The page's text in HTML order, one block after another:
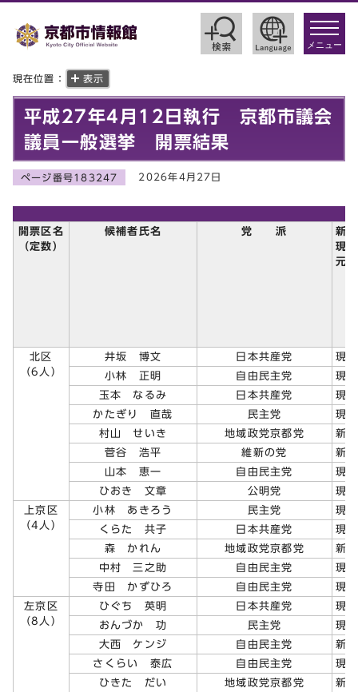
toggle
メニュー
現在位置： 表示
平成27年4月12日執行 京都市議会
議員一般選挙 開票結果
ページ番号183247 2026年4月27日
開票区名
（定数）
候補者氏名 党 派
新
現
元
北区
（6人）
井坂 博文 日本共産党 現
小林 正明
自由民主党 現
玉本 なるみ
日本共産党 現
かたぎり 直哉
民主党 現
村山 せいき
地域政党京都党 新
菅谷 浩平
維新の党 新
山本 恵一
自由民主党 現
ひおき 文章
公明党 現
上京区
（4人）
小林 あきろう 民主党 現
くらた 共子
日本共産党 現
森 かれん
地域政党京都党 新
中村 三之助
自由民主党 現
寺田 かずひろ
自由民主党 現
左京区
（8人）
ひぐち 英明 日本共産党 現
おんづか 功
民主党 現
大西 ケンジ
自由民主党 新
さくらい 泰広
自由民主党 現
ひきた だい
地域政党京都党 新